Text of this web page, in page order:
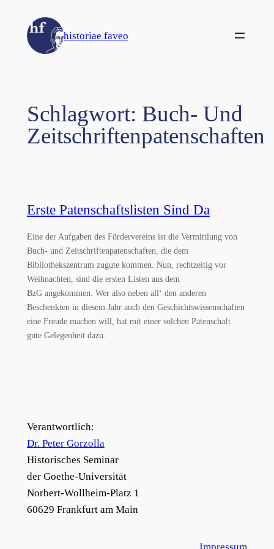
Inhalt
springen
historiae faveo
Schlagwort: Buch- Und
Zeitschriftenpatenschaften
Erste Patenschaftslisten Sind Da
Eine der Aufgaben des Fördervereins ist die Vermittlung von
Buch- und Zeitschriftenpatenschaften, die dem
Bibliothekszentrum zugute kommen. Nun, rechtzeitig vor
Weihnachten, sind die ersten Listen aus dem
BzG angekommen. Wer also neben all‘ den anderen
Beschenkten in diesem Jahr auch den Geschichtswissenschaften
eine Freude machen will, hat mit einer solchen Patenschaft
gute Gelegenheit dazu.
Verantwortlich:
Dr. Peter Gorzolla
Historisches Seminar
der Goethe-Universität
Norbert-Wollheim-Platz 1
60629 Frankfurt am Main